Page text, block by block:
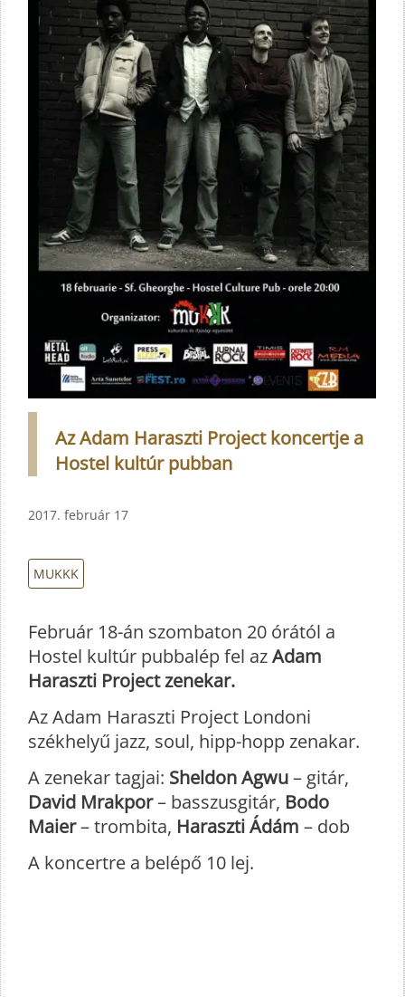
Az Adam Haraszti Project koncertje a
Hostel kultúr pubban
2017. február 17
MUKKK
Február 18-án szombaton 20 órától a
Hostel kultúr pubbalép fel azAdam
Haraszti Project zenekar.
Az Adam Haraszti Project Londoni
székhelyű jazz, soul, hipp-hopp zenakar.
A zenekar tagjai: Sheldon Agwu– gitár,
David Mrakpor– basszusgitár, Bodo
Maier– trombita, Haraszti Ádám – dob
A koncertre a belépő 10 lej.